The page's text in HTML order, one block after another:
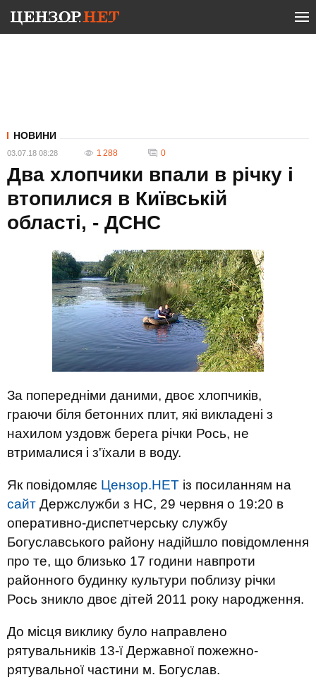
НОВИНИ
03.07.18 08:28 1 288 0
Два хлопчики впали в річку і
втопилися в Київській
області, - ДСНС
За попередніми даними, двоє хлопчиків,
граючи біля бетонних плит, які викладені з
нахилом уздовж берега річки Рось, не
втрималися і з'їхали в воду.
Як повідомляє Цензор.НЕТ із посиланням на
сайт Держслужби з НС, 29 червня о 19:20 в
оперативно-диспетчерську службу
Богуславського району надійшло повідомлення
про те, що близько 17 години навпроти
районного будинку культури поблизу річки
Рось зникло двоє дітей 2011 року народження.
До місця виклику було направлено
рятувальників 13-ї Державної пожежно-
рятувальної частини м. Богуслав.